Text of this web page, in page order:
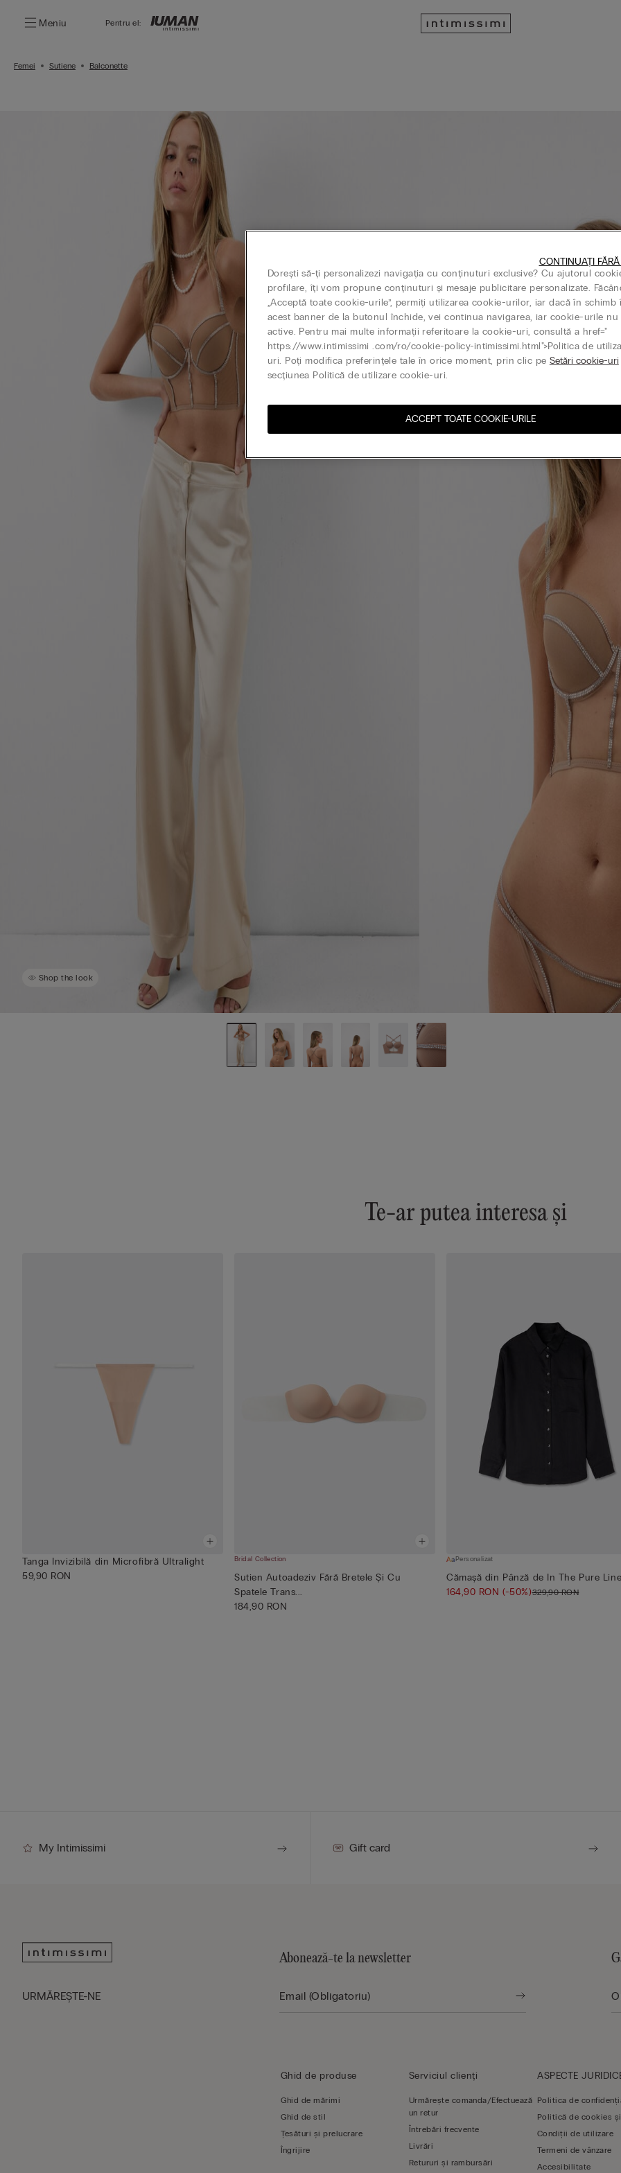
Meniu Pentru el:
Femei Sutiene Balconette
Shop the look
Te-ar putea interesa și
Tanga Invizibilă din Microfibră Ultralight
59,90 RON
Bridal Collection
Sutien Autoadeziv Fără Bretele Și Cu
Spatele Trans...
184,90 RON
Personalizat
Cămașă din Pânză de In The Pure
164,90 RON(-50%)329,90 RON
My Intimissimi Gift card
URMĂREŞTE-NE
Abonează-te la newsletter
Ghid de produse
Ghid de mărimi
Ghid de stil
Țesături și prelucrare
Îngrijire
Serviciul clienți
Urmărește comanda/Efectuează
un retur
Întrebări frecvente
Livrări
Retururi și rambursări
ASPECTE
Politica de
Politică de cookies
Condiții de utilizare
Termeni de vânzare
Accesibilitate
Dorești să-ți personalizezi navigația cu conținuturi exclusive? Cu ajutorul
profilare, îți vom propune conținuturi și mesaje publicitare personalizate.
„Acceptă toate cookie-urile”, permiți utilizarea cookie-urilor, iar dacă în schimb
acest banner de la butonul închide, vei continua navigarea, iar cookie-urile
active. Pentru mai multe informații referitoare la cookie-uri, consultă a href="
https://www.intimissimi .com/ro/cookie-policy-intimissimi.html">Politica de
uri. Poți modifica preferințele tale în orice moment, prin clic pe Setări cookie-uri
secțiunea Politică de utilizare cookie-uri.
ACCEPT TOATE COOKIE-URILE
CONTINUAȚI